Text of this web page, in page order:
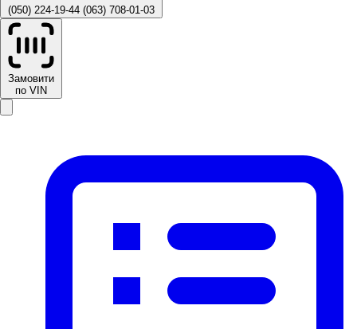
(050) 224-19-44 (063) 708-01-03
Замовити
по VIN